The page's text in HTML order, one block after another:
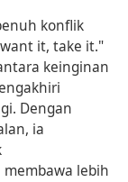
konflik
it, take it."
keinginan
Dengan
ia
lebih